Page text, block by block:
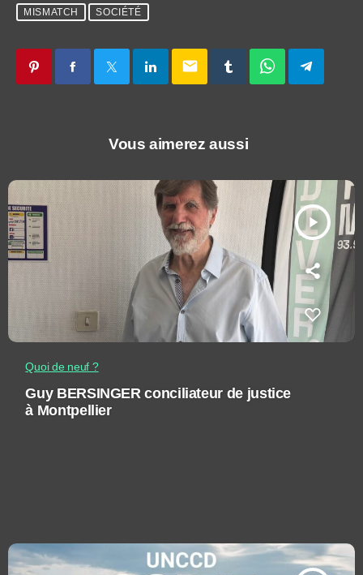
MISMATCH SOCIÉTÉ
email
Vous aimerez aussi
play_arrow
Quoi de neuf ?
Guy BERSINGER conciliateur de justice
à Montpellier